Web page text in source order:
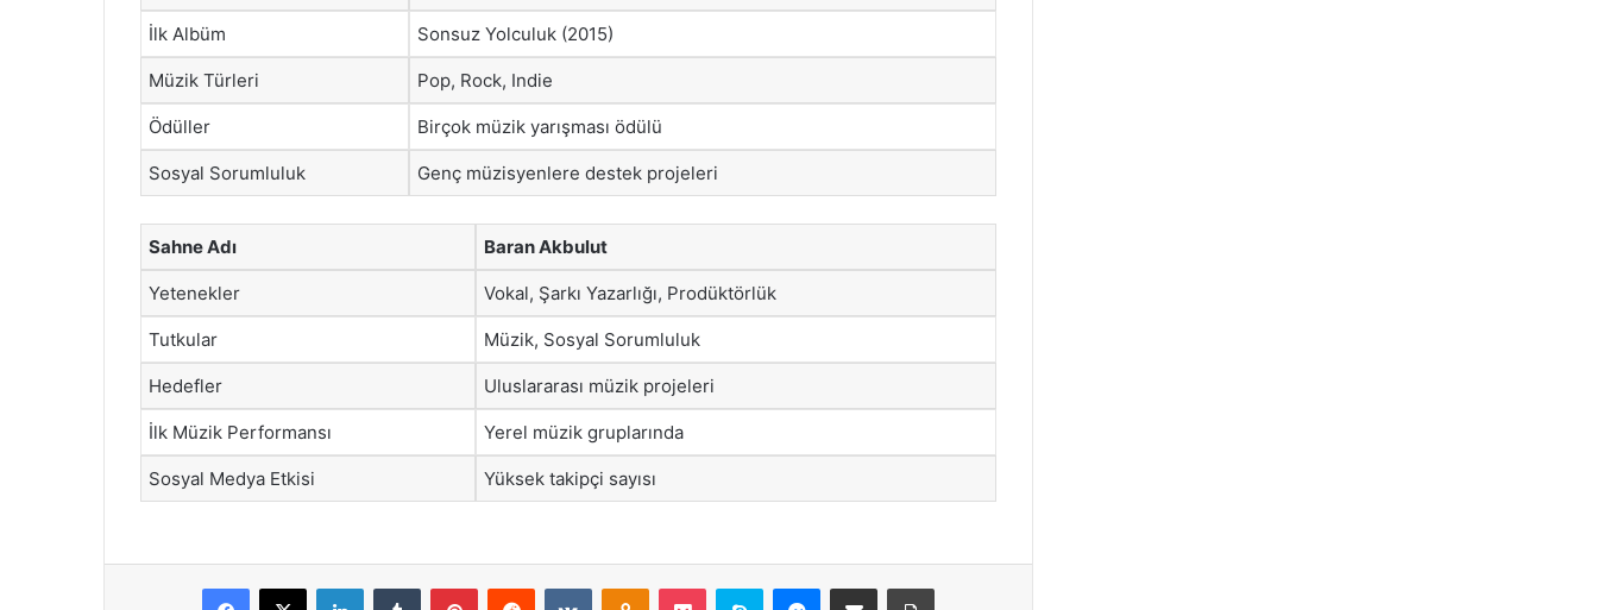
İlk Albüm Sonsuz Yolculuk (2015)
Müzik Türleri Pop, Rock, Indie
Ödüller Birçok müzik yarışması ödülü
Sosyal Sorumluluk Genç müzisyenlere destek projeleri
Sahne Adı Baran Akbulut
Yetenekler Vokal, Şarkı Yazarlığı, Prodüktörlük
Tutkular Müzik, Sosyal Sorumluluk
Hedefler Uluslararası müzik projeleri
İlk Müzik Performansı Yerel müzik gruplarında
Sosyal Medya Etkisi Yüksek takipçi sayısı
Facebook
X LinkedInTumblr PinterestReddit VKontakteOdnoklassniki
Pocket Skype Messenger
E-Posta ile paylaş Yazdır